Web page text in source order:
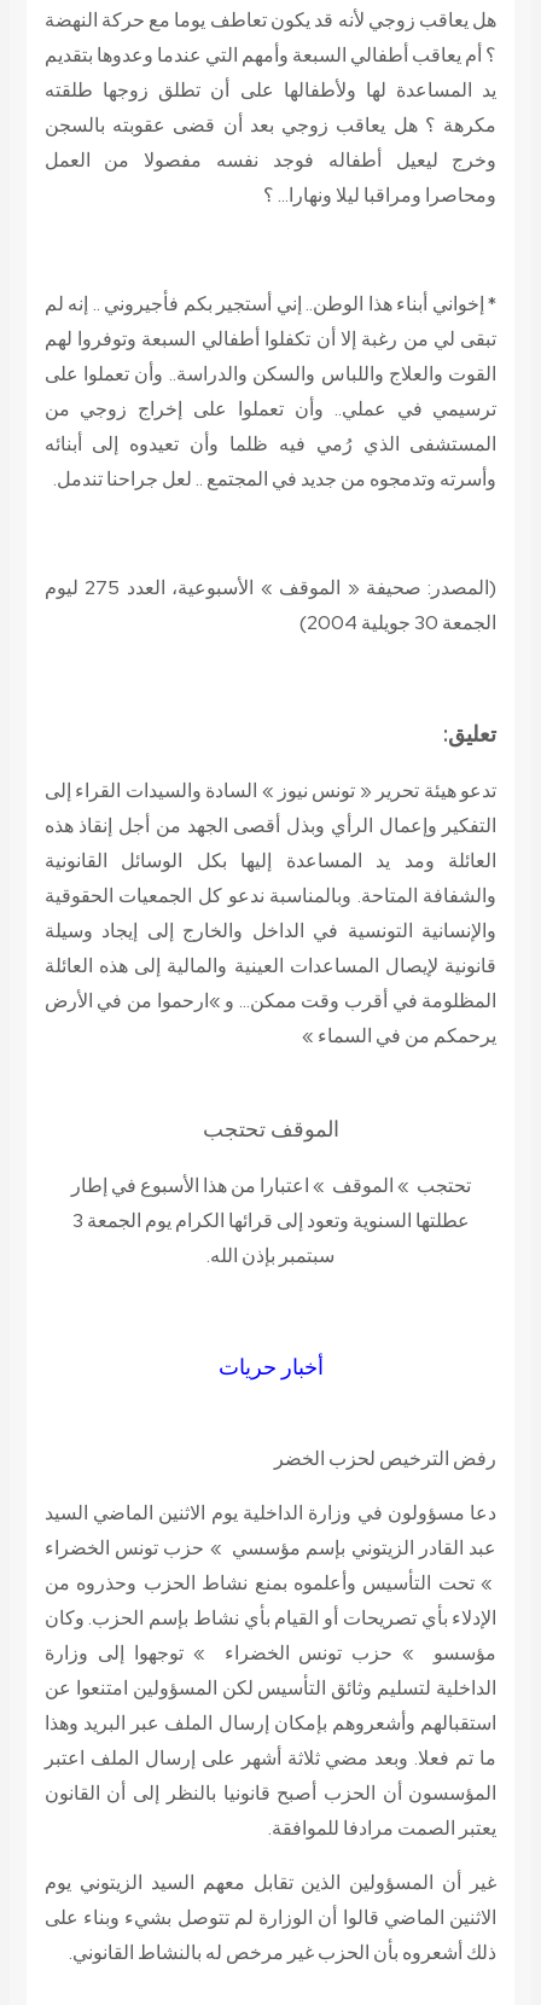
هل يعاقب زوجي لأنه قد يكون تعاطف يوما مع حركة النهضة
؟ أم يعاقب أطفالي السبعة وأمهم التي عندما وعدوها بتقديم
يد المساعدة لها ولأطفالها على أن تطلق زوجها طلقته
مكرهة ؟ هل يعاقب زوجي بعد أن قضى عقوبته بالسجن
وخرج ليعيل أطفاله فوجد نفسه مفصولا من العمل
ومحاصرا ومراقبا ليلا ونهارا… ؟
* إخواني أبناء هذا الوطن.. إني أستجير بكم فأجيروني .. إنه لم
تبقى لي من رغبة إلا أن تكفلوا أطفالي السبعة وتوفروا لهم
القوت والعلاج واللباس والسكن والدراسة.. وأن تعملوا على
ترسيمي في عملي.. وأن تعملوا على إخراج زوجي من
المستشفى الذي رُمي فيه ظلما وأن تعيدوه إلى أبنائه
وأسرته وتدمجوه من جديد في المجتمع .. لعل جراحنا تندمل.
(المصدر: صحيفة « الموقف » الأسبوعية، العدد 275
ليوم
الجمعة 30 جويلية 2004
)
تعليق:
تدعو هيئة تحرير « تونس نيوز » السادة والسيدات القراء إلى
التفكير وإعمال الرأي وبذل أقصى الجهد من أجل إنقاذ هذه
العائلة ومد يد المساعدة إليها بكل الوسائل القانونية
والشفافة المتاحة. وبالمناسبة ندعو كل الجمعيات الحقوقية
والإنسانية التونسية في الداخل والخارج إلى إيجاد وسيلة
قانونية لإيصال المساعدات العينية والمالية إلى هذه العائلة
المظلومة في أقرب وقت ممكن… و »ارحموا من في الأرض
يرحمكم من في السماء »
الموقف تحتجب
تحتجب » الموقف » اعتبارا من هذا الأسبوع في إطار
عطلتها السنوية وتعود إلى قرائها الكرام يوم الجمعة 3
سبتمبر بإذن الله.
أخبار حريات
رفض الترخيص لحزب الخضر
دعا مسؤولون في وزارة الداخلية يوم الاثنين الماضي السيد
عبد القادر الزيتوني بإسم مؤسسي » حزب تونس الخضراء
» تحت التأسيس وأعلموه بمنع نشاط الحزب وحذروه من
الإدلاء بأي تصريحات أو القيام بأي نشاط بإسم الحزب. وكان
مؤسسو » حزب تونس الخضراء » توجهوا إلى وزارة
الداخلية لتسليم وثائق التأسيس لكن المسؤولين امتنعوا عن
استقبالهم وأشعروهم بإمكان إرسال الملف عبر البريد وهذا
ما تم فعلا. وبعد مضي ثلاثة أشهر على إرسال الملف اعتبر
المؤسسون أن الحزب أصبح قانونيا بالنظر إلى أن القانون
يعتبر الصمت مرادفا للموافقة.
غير أن المسؤولين الذين تقابل معهم السيد الزيتوني يوم
الاثنين الماضي قالوا أن الوزارة لم تتوصل بشيء وبناء على
ذلك أشعروه بأن الحزب غير مرخص له بالنشاط القانوني.